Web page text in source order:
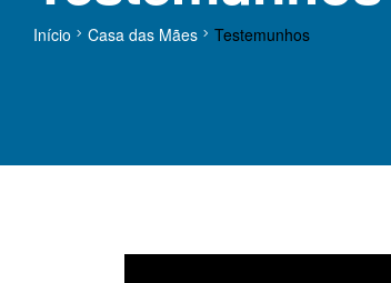
Início Casa das Mães Testemunhos